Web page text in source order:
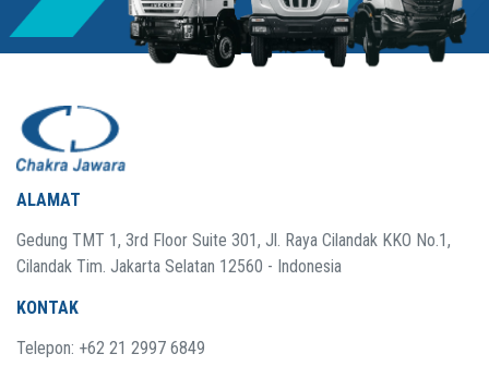
ALAMAT
Gedung TMT 1, 3rd Floor Suite 301, Jl. Raya Cilandak KKO No.1,
Cilandak Tim. Jakarta Selatan 12560 - Indonesia
KONTAK
Telepon: +62 21 2997 6849